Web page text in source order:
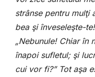
strânse pentru mulţi
bea şi înveseleşte-
„Nebunule! Chiar în
înapoi sufletul; şi
cui vor fi?” Tot aşa